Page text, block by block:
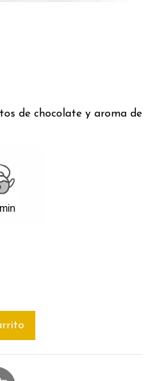
de chocolate y aroma de